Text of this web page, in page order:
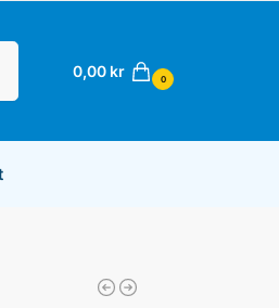
0,00 kr 0